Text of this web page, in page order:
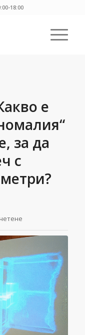
18:00
е
за да
с